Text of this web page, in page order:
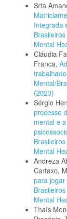
Srta
Integrada
Mental
Cláudia
Franca,
Mental/
(2023)
Sérgio
processo
mental e
Mental
Andreza
Cartaxo,
para jogar
Mental
Thaís